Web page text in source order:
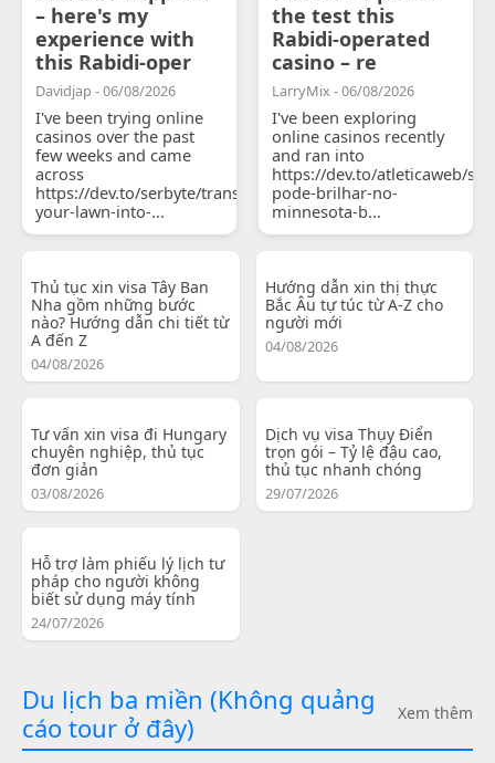
– here's my
experience with
this Rabidi-oper
Davidjap - 06/08/2026
I've been trying online
casinos over the past
few weeks and came
across
https://dev.to/serbyte/transform-
your-lawn-into-...
the test this
Rabidi-operated
casino – re
LarryMix - 06/08/2026
I've been exploring
online casinos recently
and ran into
https://dev.to/atleticaweb/
pode-brilhar-no-
minnesota-b...
Thủ tục xin visa Tây Ban
Nha gồm những bước
nào? Hướng dẫn chi tiết từ
A đến Z
04/08/2026
Hướng dẫn xin thị thực
Bắc Âu tự túc từ A-Z cho
người mới
04/08/2026
Tư vấn xin visa đi Hungary
chuyên nghiệp, thủ tục
đơn giản
03/08/2026
Dịch vụ visa Thụy Điển
trọn gói – Tỷ lệ đậu cao,
thủ tục nhanh chóng
29/07/2026
Hỗ trợ làm phiếu lý lịch tư
pháp cho người không
biết sử dụng máy tính
24/07/2026
Du lịch ba miền (Không quảng
cáo tour ở đây)
Xem thêm